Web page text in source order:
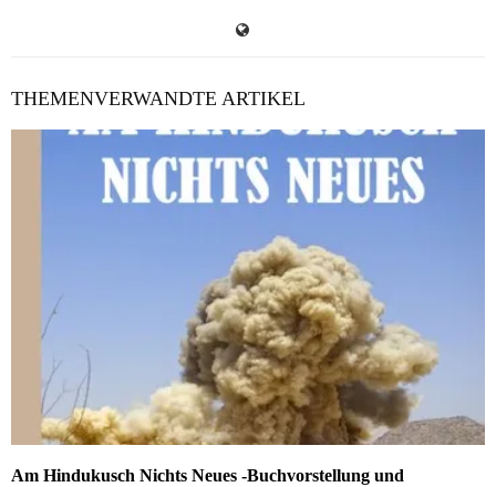
THEMENVERWANDTE ARTIKEL
Am Hindukusch Nichts Neues -Buchvorstellung und